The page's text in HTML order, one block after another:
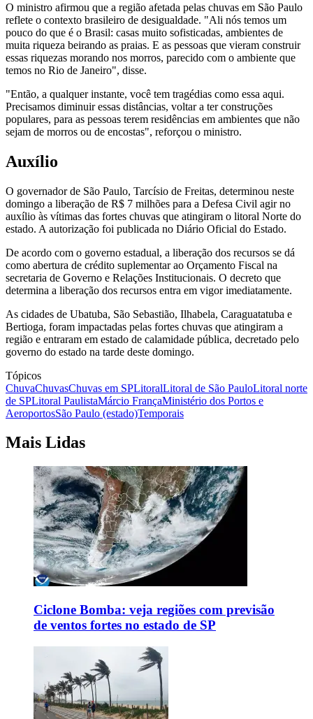
O ministro afirmou que a região afetada pelas chuvas em São Paulo
reflete o contexto brasileiro de desigualdade. "Ali nós temos um
pouco do que é o Brasil: casas muito sofisticadas, ambientes de
muita riqueza beirando as praias. E as pessoas que vieram construir
essas riquezas morando nos morros, parecido com o ambiente que
temos no Rio de Janeiro", disse.
"Então, a qualquer instante, você tem tragédias como essa aqui.
Precisamos diminuir essas distâncias, voltar a ter construções
populares, para as pessoas terem residências em ambientes que não
sejam de morros ou de encostas", reforçou o ministro.
Auxílio
O governador de São Paulo, Tarcísio de Freitas, determinou neste
domingo a liberação de R$ 7 milhões para a Defesa Civil agir no
auxílio às vítimas das fortes chuvas que atingiram o litoral Norte do
estado. A autorização foi publicada no Diário Oficial do Estado.
De acordo com o governo estadual, a liberação dos recursos se dá
como abertura de crédito suplementar ao Orçamento Fiscal na
secretaria de Governo e Relações Institucionais. O decreto que
determina a liberação dos recursos entra em vigor imediatamente.
As cidades de Ubatuba, São Sebastião, Ilhabela, Caraguatatuba e
Bertioga, foram impactadas pelas fortes chuvas que atingiram a
região e entraram em estado de calamidade pública, decretado pelo
governo do estado na tarde deste domingo.
Tópicos
ChuvaChuvasChuvas em SPLitoralLitoral de São PauloLitoral norte
de SPLitoral PaulistaMárcio FrançaMinistério dos Portos e
AeroportosSão Paulo (estado)Temporais
Mais Lidas
Ciclone Bomba: veja regiões com previsão
de ventos fortes no estado de SP